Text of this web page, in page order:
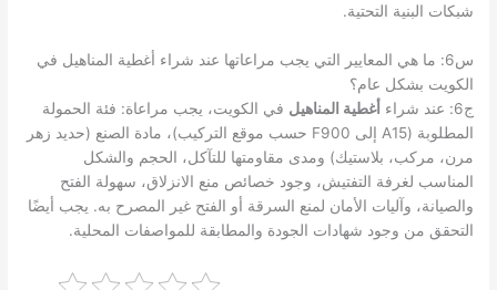
شبكات البنية التحتية.
س6: ما هي المعايير التي يجب مراعاتها عند شراء أغطية المناهيل في
الكويت بشكل عام؟
ج6: عند شراء
أغطية المناهيل في الكويت، يجب مراعاة: فئة الحمولة
المطلوبة (A15 إلى F900 حسب موقع التركيب)، مادة الصنع (حديد زهر
مرن، مركب، بلاستيك) ومدى مقاومتها للتآكل، الحجم والشكل
المناسب لغرفة التفتيش، وجود خصائص منع الانزلاق، سهولة الفتح
والصيانة، وآليات الأمان لمنع السرقة أو الفتح غير المصرح به. يجب أيضًا
التحقق من وجود شهادات الجودة والمطابقة للمواصفات المحلية.